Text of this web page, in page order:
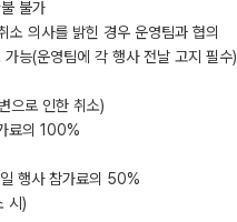
불가
의사를 밝힌 경우 운영팀과 협의
능(운영팀에 각 행사 전날 고지 필수)
으로 인한 취소)
료의 100%
행사 참가료의 50%
시)